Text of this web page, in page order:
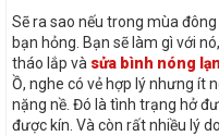
Sẽ ra sao nếu trong mùa
bạn hỏng. Bạn sẽ làm gì với
tháo lắp và sửa bình nóng
Ồ, nghe có vẻ hợp lý nhưng ít
nặng nề. Đó là tình trạng hở
được kín. Và còn rất nhiều lý